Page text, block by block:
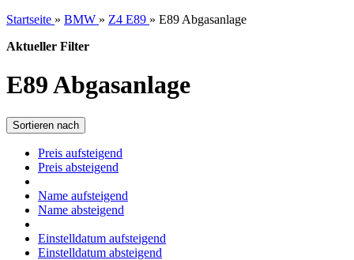
Startseite » BMW » Z4 E89 » E89 Abgasanlage
Aktueller Filter
E89 Abgasanlage
Sortieren nach
Preis aufsteigend
Preis absteigend
Name aufsteigend
Name absteigend
Einstelldatum aufsteigend
Einstelldatum absteigend